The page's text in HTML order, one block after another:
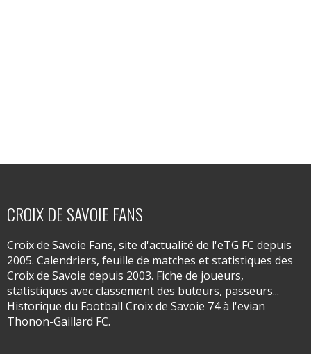
CROIX DE SAVOIE FANS
Croix de Savoie Fans, site d'actualité de l'eTG FC depuis
2005. Calendriers, feuille de matches et statistiques des
Croix de Savoie depuis 2003. Fiche de joueurs,
statistiques avec classement des buteurs, passeurs...
Historique du Football Croix de Savoie 74 à l'evian
Thonon-Gaillard FC.